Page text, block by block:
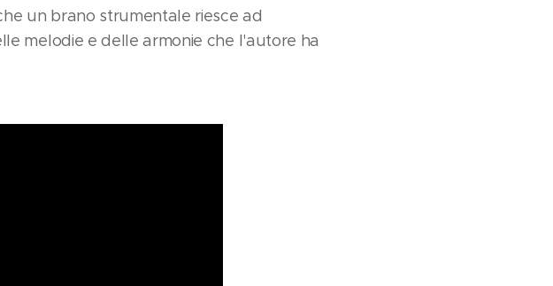
un brano strumentale riesce ad
melodie e delle armonie che l'autore ha